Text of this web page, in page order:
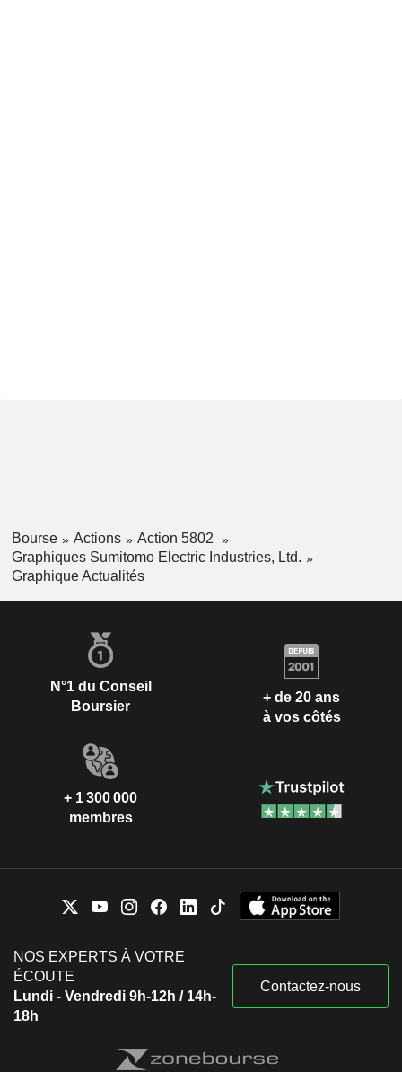
Bourse Actions
Action 5802
Graphiques Sumitomo Electric Industries, Ltd.
Graphique Actualités
N°1 du Conseil
Boursier
+ de 20 ans
à vos côtés
+ 1 300 000
membres
NOS EXPERTS À VOTRE
ÉCOUTE
Lundi - Vendredi 9h-12h / 14h-
18h
Contactez-nous